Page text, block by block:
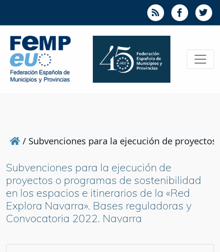
/ Subvenciones para la ejecución de
Subvenciones para la ejecución de
proyectos o programas de sostenibilidad
en los espacios e itinerarios de la «Red
Explora Navarra». Bases reguladoras y
Convocatoria 2022. Navarra